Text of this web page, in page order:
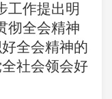
工作提出明
彻全会精神
全会精神的
社会领会好